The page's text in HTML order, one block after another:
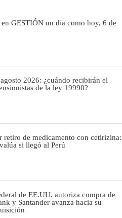
en GESTIÓN un día como hoy, 6 de
2026: ¿cuándo recibirán el
de la ley 19990?
retiro de medicamento con cetirizina:
si llegó al Perú
de EE.UU. autoriza compra de
y Santander avanza hacia su